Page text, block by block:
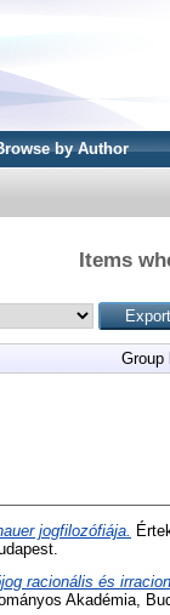
by Author
Items
Group
jogfilozófiája.
racionális és
Akadémia,